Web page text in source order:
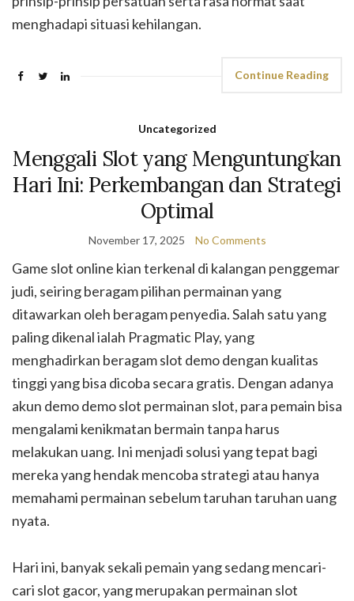
menghadapi situasi kehilangan.
Continue Reading
Uncategorized
Menggali Slot yang Menguntungkan
Hari Ini: Perkembangan dan Strategi
Optimal
November 17, 2025 No Comments
Game slot online kian terkenal di kalangan penggemar
judi, seiring beragam pilihan permainan yang
ditawarkan oleh beragam penyedia. Salah satu yang
paling dikenal ialah Pragmatic Play, yang
menghadirkan beragam slot demo dengan kualitas
tinggi yang bisa dicoba secara gratis. Dengan adanya
akun demo demo slot permainan slot, para pemain bisa
mengalami kenikmatan bermain tanpa harus
melakukan uang. Ini menjadi solusi yang tepat bagi
mereka yang hendak mencoba strategi atau hanya
memahami permainan sebelum taruhan taruhan uang
nyata.
Hari ini, banyak sekali pemain yang sedang mencari-
cari slot gacor, yang merupakan permainan slot